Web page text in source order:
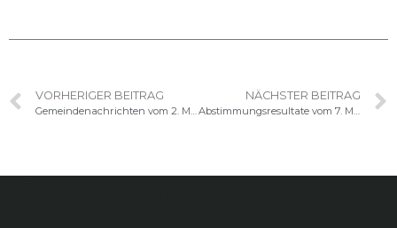
VORHERIGER BEITRAG NÄCHSTER BEITRAG